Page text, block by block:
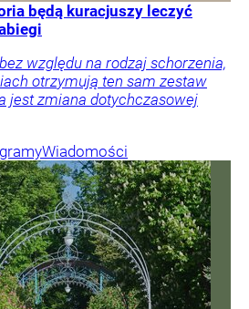
będą kuracjuszy leczyć
względu na rodzaj schorzenia,
otrzymują ten sam zestaw
jest zmiana dotychczasowej
Wiadomości